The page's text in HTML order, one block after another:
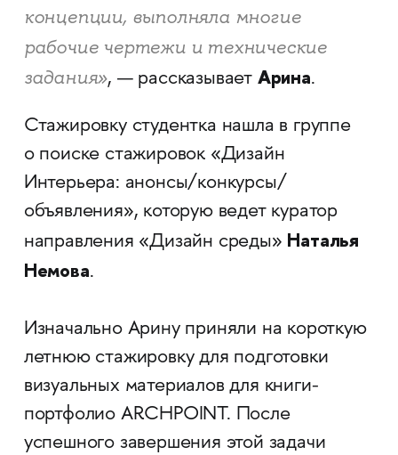
концепции, выполняла многие
рабочие чертежи и технические
задания», — рассказывает Арина.
Стажировку студентка нашла в группе
о поиске стажировок «Дизайн
Интерьера: анонсы/конкурсы/
объявления», которую ведет куратор
направления «Дизайн среды» Наталья
Немова.
Изначально Арину приняли на короткую
летнюю стажировку для подготовки
визуальных материалов для книги-
портфолио ARCHPOINT. После
успешного завершения этой задачи